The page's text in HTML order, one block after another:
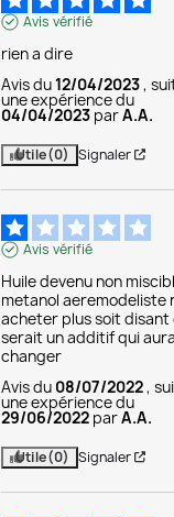
Avis vérifié
rien a dire
Avis du12/04/2023 ,
une expérience du
04/04/2023 parA.A.
Utile(0) Signaler
Avis vérifié
Huile devenu non
metanol aeremodeliste
acheter plus soit disant
serait un additif qui
changer
Avis du 08/07/2022 ,
une expérience du
29/06/2022 parA.A.
Utile(0) Signaler